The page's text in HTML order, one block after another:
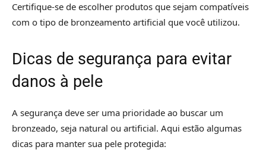
Certifique-se de escolher produtos que sejam compatíveis
com o tipo de bronzeamento artificial que você utilizou.
Dicas de segurança para evitar
danos à pele
A segurança deve ser uma prioridade ao buscar um
bronzeado, seja natural ou artificial. Aqui estão algumas
dicas para manter sua pele protegida: